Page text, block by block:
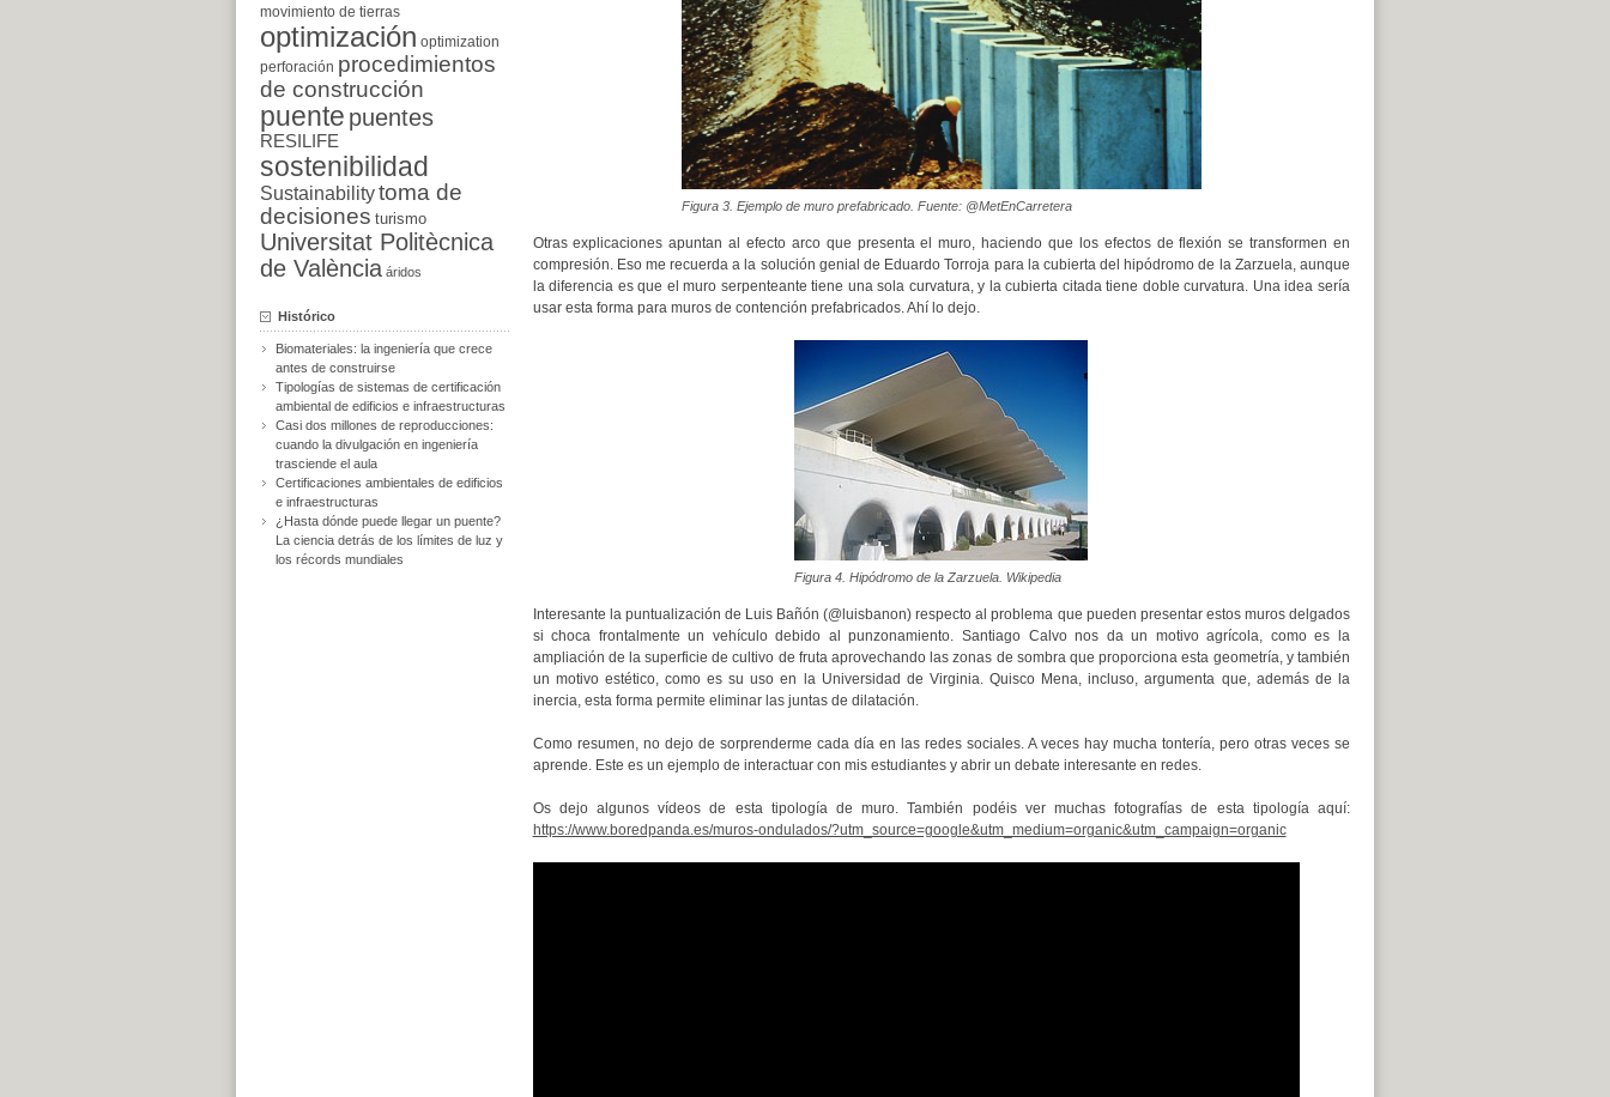
Figura 3. Ejemplo de muro prefabricado. Fuente: @MetEnCarretera
Otras explicaciones apuntan al efecto arco que presenta el muro, haciendo que los efectos de flexión se transformen en
compresión. Eso me recuerda a la solución genial de Eduardo Torroja para la cubierta del hipódromo de la Zarzuela, aunque
la diferencia es que el muro serpenteante tiene una sola curvatura, y la cubierta citada tiene doble curvatura. Una idea sería
usar esta forma para muros de contención prefabricados. Ahí lo dejo.
Figura 4. Hipódromo de la Zarzuela. Wikipedia
Interesante la puntualización de Luis Bañón (@luisbanon) respecto al problema que pueden presentar estos muros delgados
si choca frontalmente un vehículo debido al punzonamiento. Santiago Calvo nos da un motivo agrícola, como es la
ampliación de la superficie de cultivo de fruta aprovechando las zonas de sombra que proporciona esta geometría, y también
un motivo estético, como es su uso en la Universidad de Virginia. Quisco Mena, incluso, argumenta que, además de la
inercia, esta forma permite eliminar las juntas de dilatación.
Como resumen, no dejo de sorprenderme cada día en las redes sociales. A veces hay mucha tontería, pero otras veces se
aprende. Este es un ejemplo de interactuar con mis estudiantes y abrir un debate interesante en redes.
Os dejo algunos vídeos de esta tipología de muro. También podéis ver muchas fotografías de esta tipología aquí:
https://www.boredpanda.es/muros-ondulados/?utm_source=google&utm_medium=organic&utm_campaign=organic
movimiento de tierras
optimización optimization
perforación procedimientos
de construcción
puente puentes
RESILIFE
sostenibilidad
Sustainabilitytoma de
decisiones turismo
Universitat Politècnica
de València áridos
Histórico
Biomateriales: la ingeniería que crece
antes de construirse
Tipologías de sistemas de certificación
ambiental de edificios e infraestructuras
Casi dos millones de reproducciones:
cuando la divulgación en ingeniería
trasciende el aula
Certificaciones ambientales de edificios
e infraestructuras
¿Hasta dónde puede llegar un puente?
La ciencia detrás de los límites de luz y
los récords mundiales